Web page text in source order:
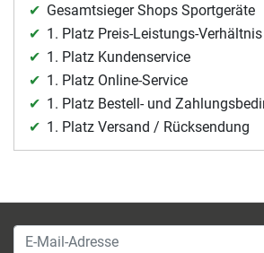
Gesamtsieger Shops Sportgeräte
1. Platz Preis-Leistungs-Verhältnis
1. Platz Kundenservice
1. Platz Online-Service
1. Platz Bestell- und
1. Platz Versand / Rücksendung
E-Mail-Adresse